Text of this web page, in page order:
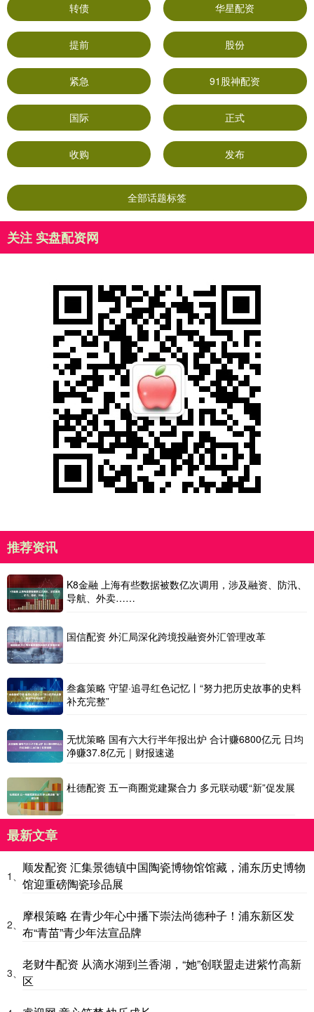
转债 华星配资
提前 股份
紧急 91股神配资
国际 正式
收购 发布
全部话题标签
关注 实盘配资网
推荐资讯
K8金融 上海有些数据被数亿次调用，涉及融资、防汛、
导航、外卖……
国信配资 外汇局深化跨境投融资外汇管理改革
叁鑫策略 守望·追寻红色记忆丨“努力把历史故事的史料
补充完整”
无忧策略 国有六大行半年报出炉 合计赚6800亿元 日均
净赚37.8亿元｜财报速递
杜德配资 五一商圈党建聚合力 多元联动暖“新”促发展
最新文章
1、
顺发配资 汇集景德镇中国陶瓷博物馆馆藏，浦东历史博物
馆迎重磅陶瓷珍品展
2、
摩根策略 在青少年心中播下崇法尚德种子！浦东新区发
布“青苗”青少年法宣品牌
3、
老财牛配资 从滴水湖到兰香湖，“她”创联盟走进紫竹高新
区